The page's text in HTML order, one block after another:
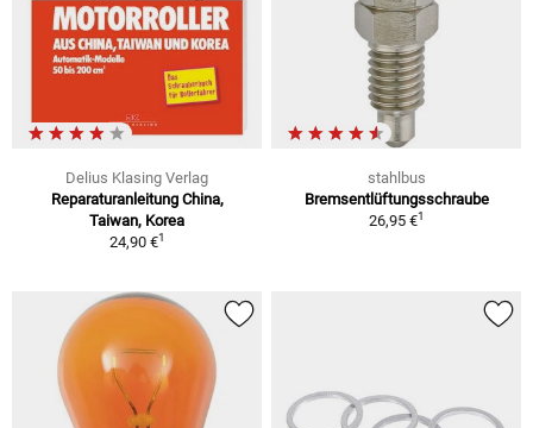
Delius Klasing Verlag
Reparaturanleitung China,
Taiwan, Korea
24,90 €1
stahlbus
Bremsentlüftungsschraube
26,95 €1